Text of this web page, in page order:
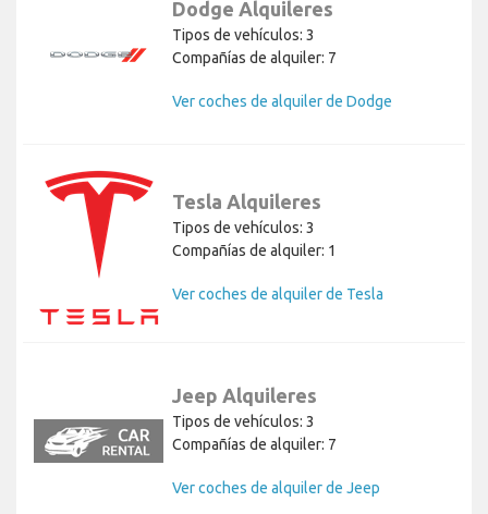
Dodge Alquileres
Tipos de vehículos: 3
Compañías de alquiler: 7
Ver coches de alquiler de Dodge
Tesla Alquileres
Tipos de vehículos: 3
Compañías de alquiler: 1
Ver coches de alquiler de Tesla
Jeep Alquileres
Tipos de vehículos: 3
Compañías de alquiler: 7
Ver coches de alquiler de Jeep